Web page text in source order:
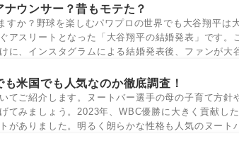
ウンサー？昔もモテた？
か？野球を楽しむパワプロの世界でも大谷翔平は
アスリートとなった「大谷翔平の結婚発表」です。
、インスタグラムによる結婚発表後、ファンが大
米国でも人気なのか徹底調査！
ご紹介します。ヌートバー選手の母の子育て方針
てみましょう。2023年、WBC優勝に大きく貢献した
ありました。明るく朗らかな性格も人気のヌート